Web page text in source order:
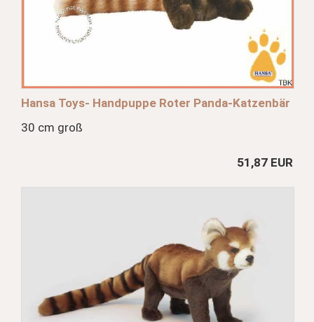
Hansa Toys- Handpuppe Roter Panda-Katzenbär
30 cm groß
51,87 EUR